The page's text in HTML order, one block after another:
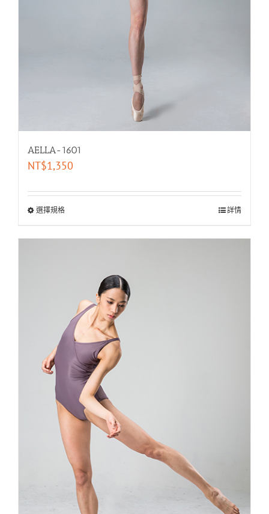
AELLA-1601
NT$1,350
選擇規格 詳情